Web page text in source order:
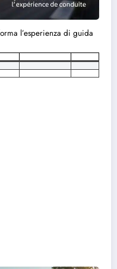
l’esperienza di guida